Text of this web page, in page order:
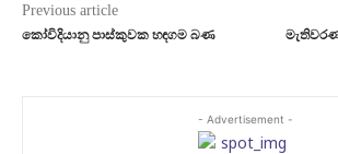
Previous article
කෝවිදියානු පාස්කුවක හඳගම බණ
- Advertisement -